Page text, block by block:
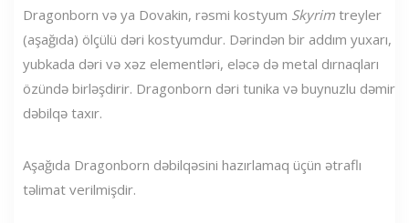
Dragonborn və ya Dovakin, rəsmi kostyum Skyrim treyler
(aşağıda) ölçülü dəri kostyumdur. Dərindən bir addım yuxarı,
yubkada dəri və xəz elementləri, eləcə də metal dırnaqları
özündə birləşdirir. Dragonborn dəri tunika və buynuzlu dəmir
dəbilqə taxır.
Aşağıda Dragonborn dəbilqəsini hazırlamaq üçün ətraflı
təlimat verilmişdir.